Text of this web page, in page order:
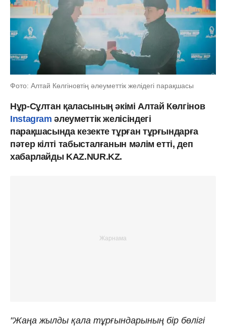
Фото: Алтай Көлгіновтің әлеуметтік желідегі парақшасы
Нұр-Сұлтан қаласының әкімі Алтай Көлгінов
Instagram әлеуметтік желісіндегі
парақшасында кезекте тұрған тұрғындарға
пәтер кілті табысталғанын мәлім етті, деп
хабарлайды KAZ.NUR.KZ.
"Жаңа жылды қала тұрғындарының бір бөлігі